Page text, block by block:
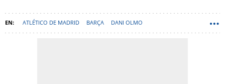
ATLÉTICO DE MADRID BARÇA DANI OLMO